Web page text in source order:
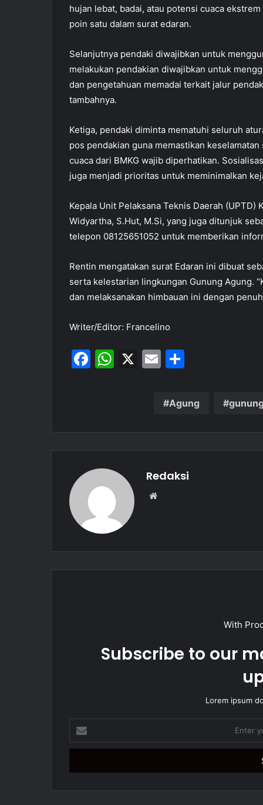
hujan lebat, badai, atau potensi cuaca
poin satu dalam surat edaran.
Selanjutnya pendaki diwajibkan untuk
melakukan pendakian diwajibkan untuk
dan pengetahuan memadai terkait jalur
tambahnya.
Ketiga, pendaki diminta mematuhi seluruh
pos pendakian guna memastikan
cuaca dari BMKG wajib diperhatikan.
juga menjadi prioritas untuk meminimalkan
Kepala Unit Pelaksana Teknis Daerah (UPTD)
Widyartha, S.Hut, M.Si, yang juga ditunjuk
telepon 08125651052 untuk memberikan
Rentin mengatakan surat Edaran ini dibuat
serta kelestarian lingkungan Gunung Agung.
dan melaksanakan himbauan ini dengan
Writer/Editor: Francelino
F
o
k
W
p
X
E
ai ar
e
Agung gunung
Redaksi
With
Subscribe to our
Lorem ipsum
t
r